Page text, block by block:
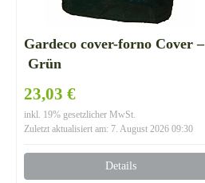
Gardeco cover-forno Cover –
Grün
23,03 €
inkl. 19% gesetzlicher MwSt.
Zuletzt aktualisiert am: 7. August 2026 09:30
Details